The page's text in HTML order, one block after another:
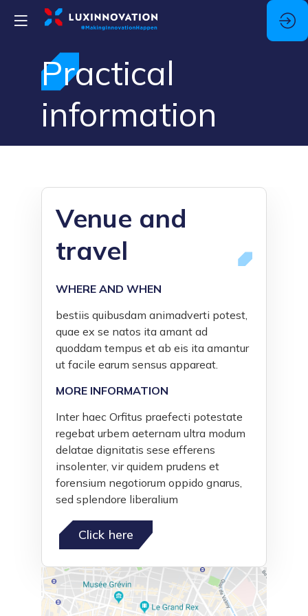
Practical
information
Venue and
travel
WHERE AND WHEN
bestiis quibusdam animadverti potest,
quae ex se natos ita amant ad
quoddam tempus et ab eis ita amantur
ut facile earum sensus appareat.
MORE INFORMATION
Inter haec Orfitus praefecti potestate
regebat urbem aeternam ultra modum
delatae dignitatis sese efferens
insolenter, vir quidem prudens et
forensium negotiorum oppido gnarus,
sed splendore liberalium
Click here